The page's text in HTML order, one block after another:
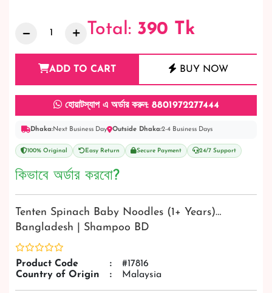
Total: 390 Tk
ADD TO CART BUY NOW
হোয়াটস্যাপ এ অর্ডার করুন: 8801972277444
Dhaka:Next Business Day Outside Dhaka:2-4 Business Days
100% Original Easy Return Secure Payment 24/7 Support
কিভাবে অর্ডার করবো?
Tenten Spinach Baby Noodles (1+ Years)…
Bangladesh | Shampoo BD
Product Code :
#17816
Country of Origin
: Malaysia